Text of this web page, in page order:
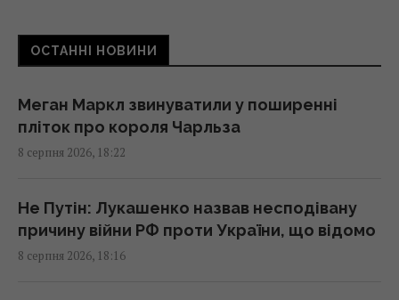
9 серпня: церковне свято сьогодні, про що
краще мовчати цього дня
Гороскоп на 9 серпня: Овнам –
прислухатися, Рибам – відпустити минуле
Смачний печений перець на зиму: секрет
маринаду для ідеальної заготівлі
ОСТАННІ НОВИНИ
Меган Маркл звинуватили у поширенні
пліток про короля Чарльза
8 серпня 2026, 18:22
Не Путін: Лукашенко назвав несподівану
причину війни РФ проти України, що відомо
8 серпня 2026, 18:16